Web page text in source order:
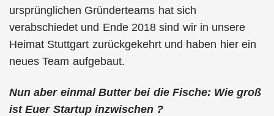
ursprünglichen Gründerteams hat sich
verabschiedet und Ende 2018 sind wir in unsere
Heimat Stuttgart zurückgekehrt und haben hier ein
neues Team aufgebaut.
Nun aber einmal Butter bei die Fische: Wie groß
ist Euer Startup inzwischen ?